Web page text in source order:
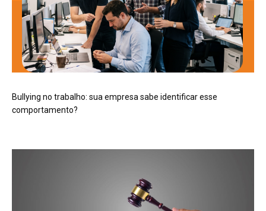
Bullying no trabalho: sua empresa sabe identificar esse
comportamento?